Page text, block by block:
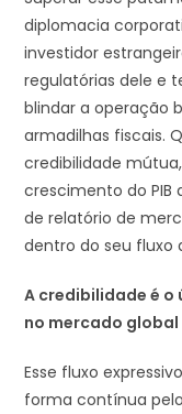
diplomacia
investidor
regulatórias dele e
blindar a operação
armadilhas fiscais.
credibilidade
crescimento do PIB
de relatório de
dentro do seu fluxo
A credibilidade é
no mercado global
Esse fluxo
forma contínua